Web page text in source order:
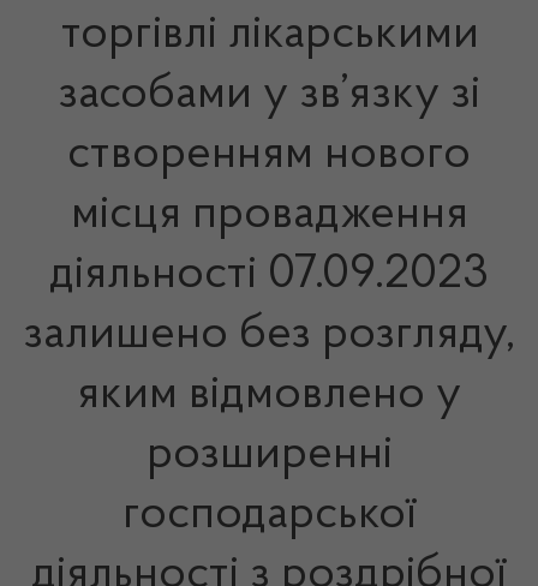
торгівлі лікарськими
засобами у зв’язку зі
створенням нового
місця провадження
діяльності 07.09.2023
залишено без розгляду,
яким відмовлено у
розширенні
господарської
діяльності з роздрібної